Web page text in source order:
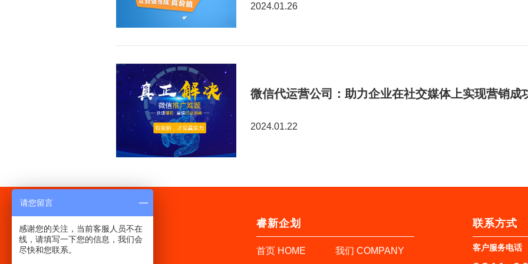
2024.01.26
微信代运营公司：助力企业在社交媒体上实现营销成
2024.01.22
睿新企划
首页 HOME 我们 COMPANY
联系方式
客户服务电话
请您留言
感谢您的关注，当前客服人员不在
线，请填写一下您的信息，我们会
尽快和您联系。